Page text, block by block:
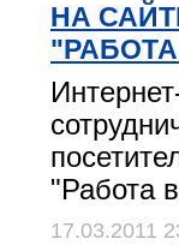
НА
"Работа
17.03.2011